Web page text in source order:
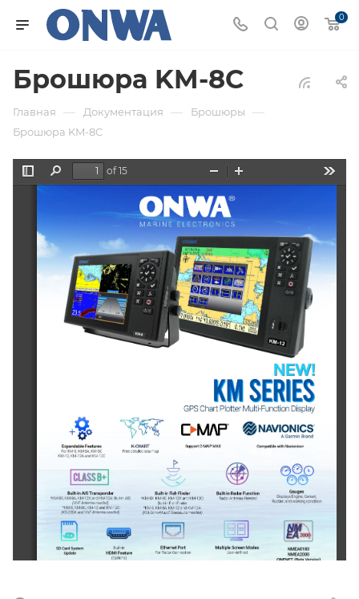
0
Брошюра KM-8C
Главная — Документация — Брошюры —
Брошюра KM-8C
Toggle
Sidebar
Find
of 15
Zoom